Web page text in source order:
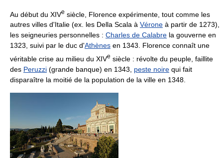
Au début du XIVe siècle, Florence expérimente, tout comme les
autres villes d'Italie (ex. les Della Scala à Vérone à partir de 1273),
les seigneuries personnelles : Charles de Calabre la gouverne en
1323, suivi par le duc d'Athènes en 1343. Florence connaît une
véritable crise au milieu du XIVe siècle : révolte du peuple, faillite
des Peruzzi (grande banque) en 1343, peste noire qui fait
disparaître la moitié de la population de la ville en 1348.